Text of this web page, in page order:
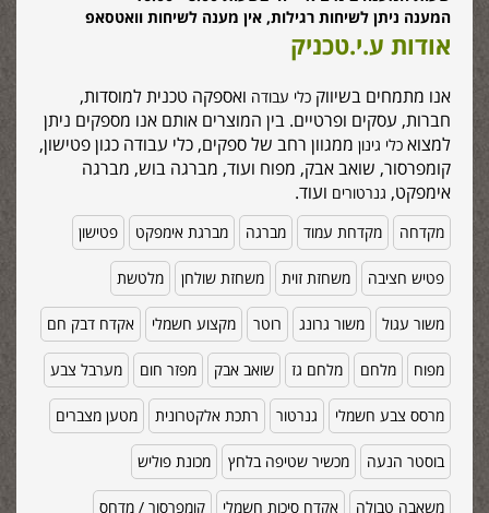
המענה ניתן לשיחות רגילות, אין מענה לשיחות וואטסאפ
אודות ע.י.טכניק
אנו מתמחים בשיווק כלי עבודה ואספקה טכנית למוסדות,
חברות, עסקים ופרטיים. בין המוצרים אותם אנו מספקים ניתן
למצוא כלי גינון ממגוון רחב של ספקים, כלי עבודה כגון פטישון,
קומפרסור, שואב אבק, מפוח ועוד, מברגה בוש, מברגה
אימפקט, גנרטורים ועוד.
מקדחה מקדחת עמוד מברגה מברגת אימפקט פטישון
פטיש חציבה משחזת זוית משחזת שולחן מלטשת
משור עגול משור גרונג רוטר מקצוע חשמלי אקדח דבק חם
מפוח מלחם מלחם גז שואב אבק מפזר חום מערבל צבע
מרסס צבע חשמלי גנרטור רתכת אלקטרונית מטען מצברים
בוסטר הנעה מכשיר שטיפה בלחץ מכונת פוליש
משאבה טבולה אקדח סיכות חשמלי קומפרסור / מדחס